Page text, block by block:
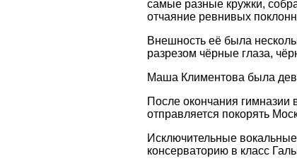
самые разные кружки,
отчаяние ревнивых
Внешность её была
разрезом чёрные глаза,
Маша Климентова была
После окончания
отправляется покорять
Исключительные
консерваторию в класс